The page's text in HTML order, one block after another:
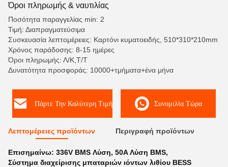
Όροι πληρωμής & ναυτιλίας
Ποσότητα παραγγελίας min: 2
Τιμή: Διαπραγματεύσιμα
Συσκευασία λεπτομέρειες: Καρτόνι κυματοειδής, 510*310*210mm
Χρόνος παράδοσης: 8-15 ημέρες
Όροι πληρωμής: Λ/Κ,Τ/Τ
Δυνατότητα προσφοράς: 10000+τμήματα+ένα μήνα
Πάρτε Την Καλύτερη Τιμή Συνομιλία Τώρα
Λεπτομέρειες προϊόντων Περιγραφή προϊόντων
Επισημαίνω: 336V BMS Λύση, 50A Λύση BMS,
Σύστημα διαχείρισης μπαταριών ιόντων λιθίου BESS